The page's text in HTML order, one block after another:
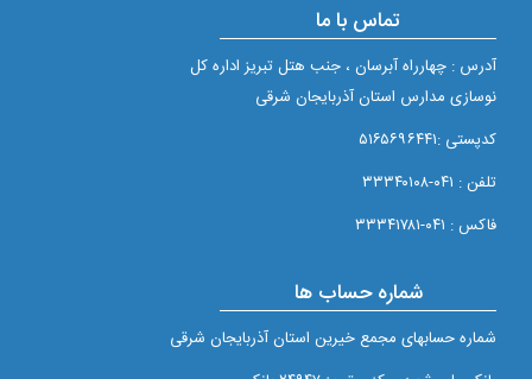
تماس با ما
آدرس : چهارراه آبرسان ، جنب هتل تبریز اداره کل
نوسازی مدارس استان آذربایجان شرقی
کدپستی :۵۱۶۵۶۹۶۴۴۱
تلفن : ۰۴۱-۳۳۳۴۰۱۰۸
فاکس : ۰۴۱-۳۳۳۴۱۷۸۱
شماره حساب ها
شماره حسابهای مجمع خيرين استان آذربايجان شرقی